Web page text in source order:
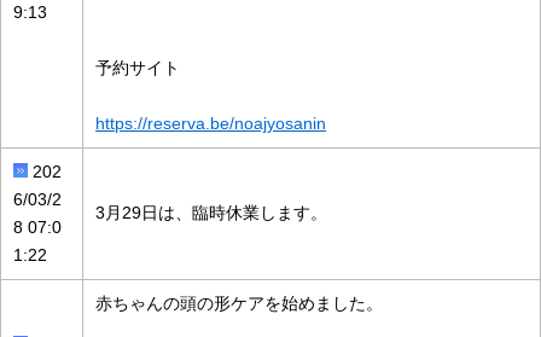
9:13
予約サイト
https://reserva.be/noajyosanin
202
6/03/2
8 07:0
1:22
3月29日は、臨時休業します。
赤ちゃんの頭の形ケアを始めました。